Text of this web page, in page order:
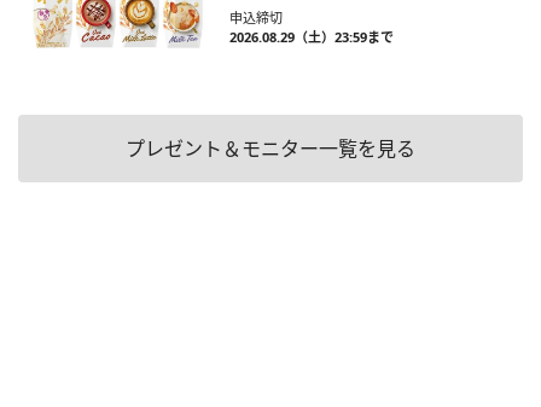
申込締切
2026.08.29（土）23:59まで
プレゼント＆モニター一覧を見る